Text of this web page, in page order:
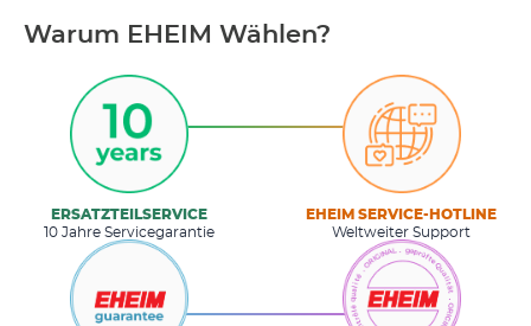
Warum EHEIM Wählen?
ERSATZTEILSERVICE
10 Jahre Servicegarantie
EHEIM SERVICE-HOTLINE
Weltweiter Support